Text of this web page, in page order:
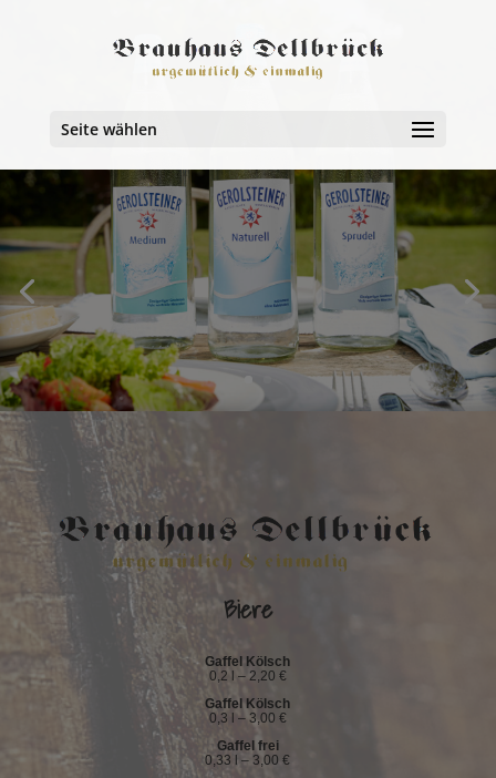
Seite wählen
Biere
Gaffel Kölsch
0,2 l – 2,20 €
Gaffel Kölsch
0,3 l – 3,00 €
Gaffel frei
0,33 l – 3,00 €